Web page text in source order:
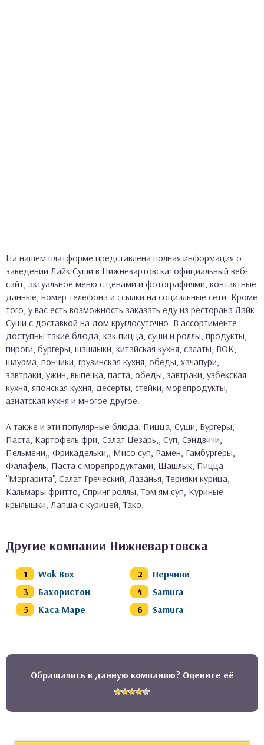
На нашем платформе представлена полная информация о
заведении Лайк Суши в Нижневартовска: официальный веб-
сайт, актуальное меню с ценами и фотографиями, контактные
данные, номер телефона и ссылки на социальные сети. Кроме
того, у вас есть возможность заказать еду из ресторана Лайк
Суши с доставкой на дом круглосуточно. В ассортименте
доступны такие блюда, как пицца, суши и роллы, продукты,
пироги, бургеры, шашлыки, китайская кухня, салаты, ВОК,
шаурма, пончики, грузинская кухня, обеды, хачапури,
завтраки, ужин, выпечка, паста, обеды, завтраки, узбекская
кухня, японская кухня, десерты, стейки, морепродукты,
азиатская кухня и многое другое.
А также и эти популярные блюда: Пицца, Суши, Бургеры,
Паста, Картофель фри, Салат Цезарь,, Суп, Сэндвичи,
Пельмени,, Фрикадельки,, Мисо суп, Рамен, Гамбургеры,
Фалафель, Паста с морепродуктами, Шашлык, Пицца
"Маргарита", Салат Греческий, Лазанья, Терияки курица,
Кальмары фритто, Спринг роллы, Том ям суп, Куриные
крылышки, Лапша с курицей, Тако.
Другие компании Нижневартовска
Wok Box
Перчини
Бахористон
Samura
Каса Маре
Samura
Обращались в данную компанию? Оцените её